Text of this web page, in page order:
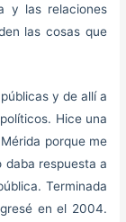
y las relaciones
las cosas que
y de allí a
Hice una
porque me
daba respuesta a
Terminada
en el 2004.